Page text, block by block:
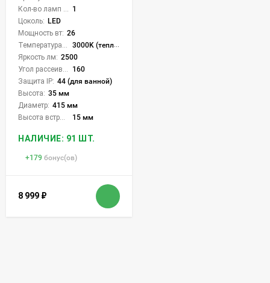
1
Цоколь: LED
Мощность вт: 26
3000K (теплый)
Яркость лм: 2500
160
Защита IP: 44 (для ванной)
Высота: 35 мм
Диаметр: 415 мм
15 мм
НАЛИЧИЕ: 91 ШТ.
+179 бонус(ов)
8 999 ₽